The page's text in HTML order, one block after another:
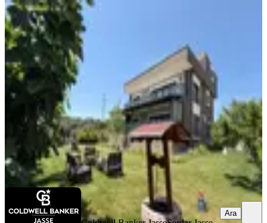
Buca Belenbaşı'nda Satılık Lüks
Tripleks Villa 6+1
Buca, Belenbaşı Mahallesi
6+1
09.07.2026
19.500.000 ₺
Coldwell Banker JasseSerdar Jasse Coldwell
Ara
Ara